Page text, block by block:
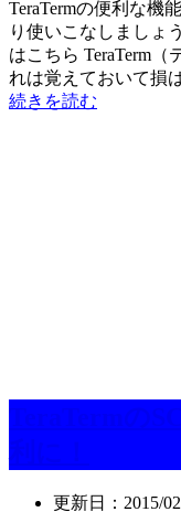
TeraTermの便利な機
り使いこなしましょ
はこちら TeraTerm
れは覚えておいて損
続きを読む
更新日： 2015/